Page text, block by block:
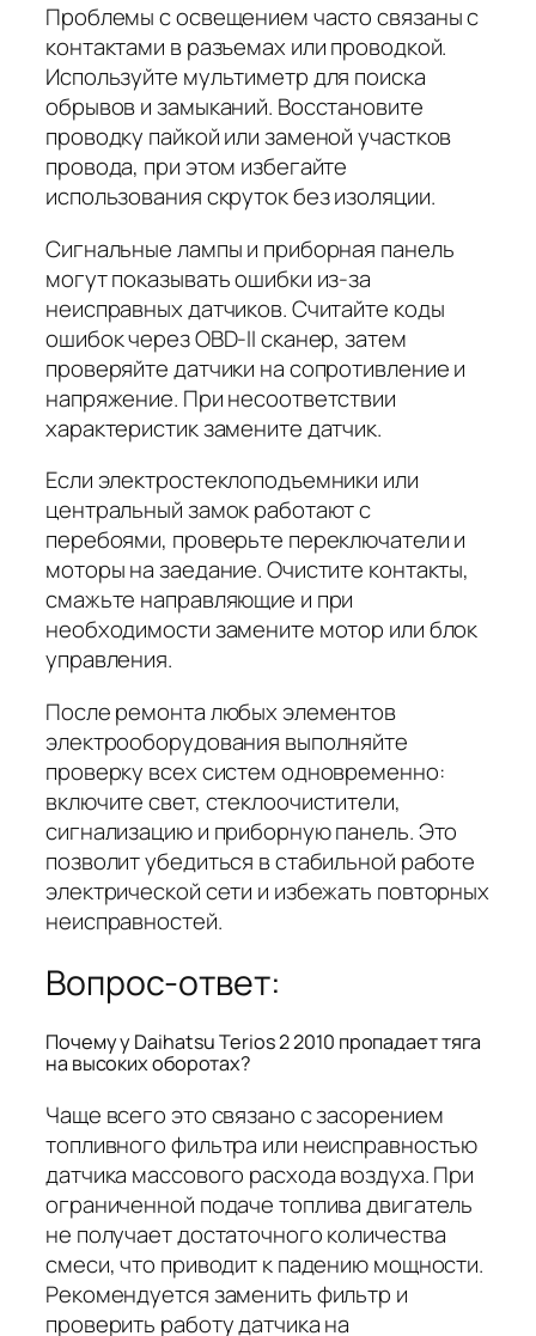
Проблемы с освещением часто связаны с
контактами в разъемах или проводкой.
Используйте мультиметр для поиска
обрывов и замыканий. Восстановите
проводку пайкой или заменой участков
провода, при этом избегайте
использования скруток без изоляции.
Сигнальные лампы и приборная панель
могут показывать ошибки из-за
неисправных датчиков. Считайте коды
ошибок через OBD-II сканер, затем
проверяйте датчики на сопротивление и
напряжение. При несоответствии
характеристик замените датчик.
Если электростеклоподъемники или
центральный замок работают с
перебоями, проверьте переключатели и
моторы на заедание. Очистите контакты,
смажьте направляющие и при
необходимости замените мотор или блок
управления.
После ремонта любых элементов
электрооборудования выполняйте
проверку всех систем одновременно:
включите свет, стеклоочистители,
сигнализацию и приборную панель. Это
позволит убедиться в стабильной работе
электрической сети и избежать повторных
неисправностей.
Вопрос-ответ:
Почему у Daihatsu Terios 2 2010 пропадает тяга
на высоких оборотах?
Чаще всего это связано с засорением
топливного фильтра или неисправностью
датчика массового расхода воздуха. При
ограниченной подаче топлива двигатель
не получает достаточного количества
смеси, что приводит к падению мощности.
Рекомендуется заменить фильтр и
проверить работу датчика на